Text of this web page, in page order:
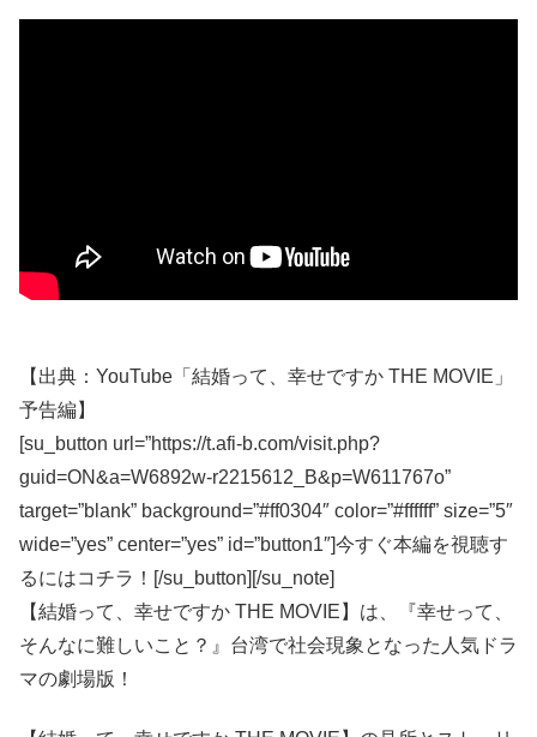
【出典：YouTube「結婚って、幸せですか THE MOVIE」
予告編】
[su_button url=”https://t.afi-b.com/visit.php?
guid=ON&a=W6892w-r2215612_B&p=W611767o”
target=”blank” background=”#ff0304″ color=”#ffffff” size=”5″
wide=”yes” center=”yes” id=”button1″]今すぐ本編を視聴す
るにはコチラ！[/su_button][/su_note]
【結婚って、幸せですか THE MOVIE】は、『幸せって、
そんなに難しいこと？』台湾で社会現象となった人気ドラ
マの劇場版！